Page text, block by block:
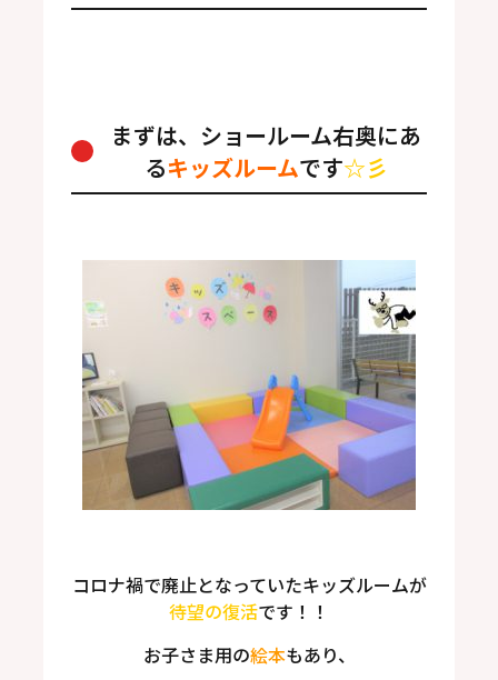
まずは、ショールーム右奥にあ
るキッズルームです☆彡
コロナ禍で廃止となっていたキッズルームが
待望の復活です！！
お子さま用の絵本もあり、